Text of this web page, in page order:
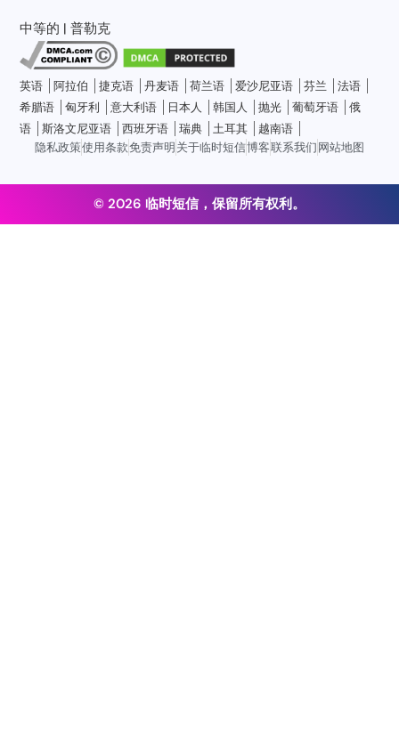
中等的 |普勒克
英语 阿拉伯 捷克语 丹麦语 荷兰语 爱沙尼亚语 芬兰
法语
希腊语
匈牙利 意大利语 日本人 韩国人 抛光 葡萄牙语
俄
语
斯洛文尼亚语 西班牙语 瑞典 土耳其
越南语
隐私政策使用条款免责声明关于临时短信博客联系我们网站地图
© 2026 临时短信，保留所有权利。